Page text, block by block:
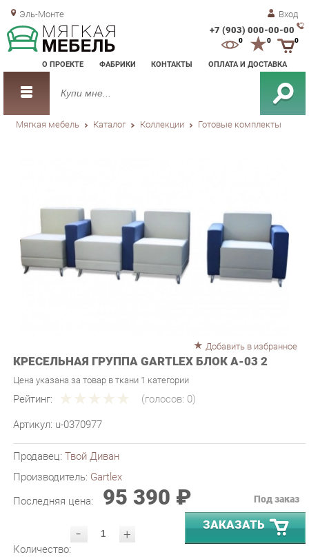
Эль-Монте Вход
+7 (903) 000-00-00
О ПРОЕКТЕ ФАБРИКИ КОНТАКТЫ ОПЛАТА И ДОСТАВКА
0 0
Мягкая мебель Каталог Коллекции Готовые комплекты
КРЕСЕЛЬНАЯ ГРУППА GARTLEX БЛОК А-03 2
Цена указана за товар в ткани 1 категории
Рейтинг: (голосов:0)
u-0370977
Производитель:Gartlex
Последняя цена: 95 390 ₽
- ЗАКАЗАТЬ
УТОЧНИТЬ НАЛИЧИЕ